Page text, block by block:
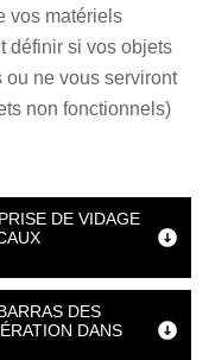
vos matériels
définir si vos objets
ou ne vous serviront
non fonctionnels)
DE VIDAGE
DES
DANS